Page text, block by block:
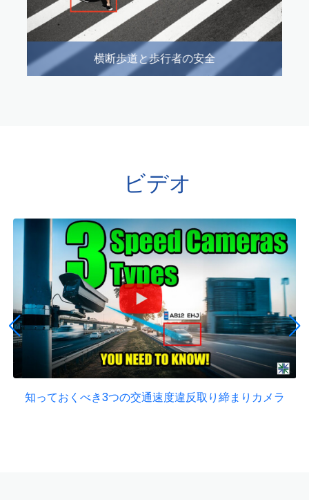
横断歩道と歩行者の安全
ビデオ
知っておくべき3つの交通速度違反取り締まりカメラ